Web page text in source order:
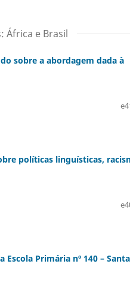
África e Brasil
sobre a abordagem dada à
políticas linguísticas,
Primária nº 140 – Santa